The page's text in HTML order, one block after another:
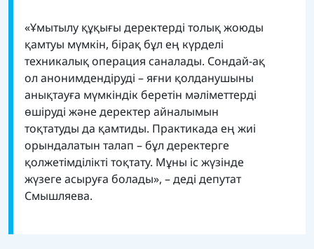
«Ұмытылу құқығы деректерді толық жоюды
қамтуы мүмкін, бірақ бұл ең күрделі
техникалық операция саналады. Сондай-ақ
ол анонимдендіруді – яғни қолданушыны
анықтауға мүмкіндік беретін мәліметтерді
өшіруді және деректер айналымын
тоқтатуды да қамтиды. Практикада ең жиі
орындалатын талап – бұл деректерге
қолжетімділікті тоқтату. Мұны іс жүзінде
жүзеге асыруға болады», – деді депутат
Смышляева.